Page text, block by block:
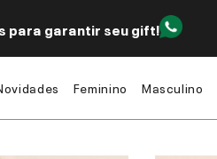
para garantir seu gift!
Feminino Masculino